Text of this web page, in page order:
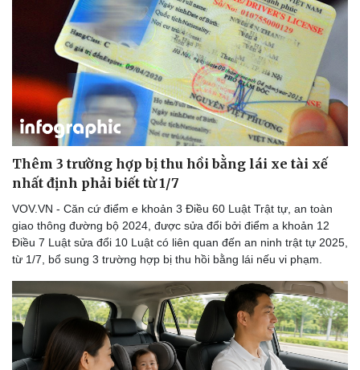
Cây thuốc
Sản phụ khoa
Nhi khoa
Làm đẹp - giảm cân
Phòng mạch online
Ăn sạch sống khỏe
Blog
Tình yêu - Gia đình
Thêm 3 trường hợp bị thu hồi bằng lái xe tài xế
nhất định phải biết từ 1/7
VOV.VN - Căn cứ điểm e khoản 3 Điều 60 Luật Trật tự, an toàn
giao thông đường bộ 2024, được sửa đổi bởi điểm a khoản 12
Điều 7 Luật sửa đổi 10 Luật có liên quan đến an ninh trật tự 2025,
từ 1/7, bổ sung 3 trường hợp bị thu hồi bằng lái nếu vi phạm.